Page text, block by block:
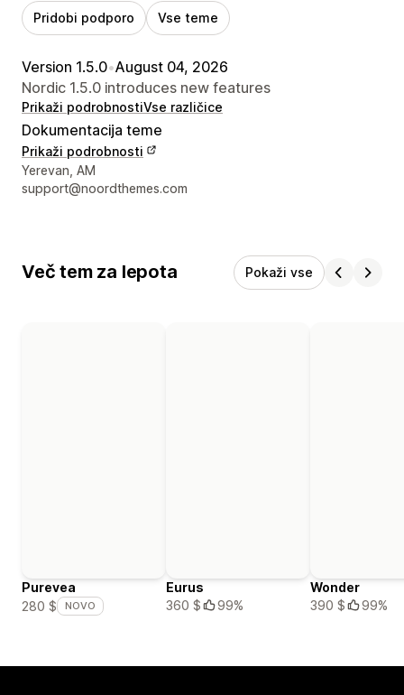
Pridobi podporo Vse teme
Version 1.5.0•August 04, 2026
Nordic 1.5.0 introduces new features
Prikaži podrobnostiVse različice
Dokumentacija teme
Prikaži podrobnosti
Podatki za stik z oblikovalcem
Yerevan, AM
support@noordthemes.com
Več tem za lepota Pokaži vse
Purevea
280 $
NOVO
Eurus
360 $
99%
Wonder
390 $
99%